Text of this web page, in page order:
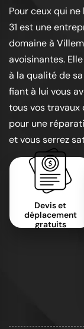
Pour ceux qui
31 est une
domaine à
avoisinantes.
à la qualité de
fiant à lui vous
tous vos travaux
pour une
et vous serrez
Devis et
déplacement
gratuits